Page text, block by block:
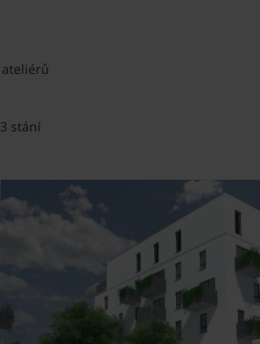
ateliérů
stání